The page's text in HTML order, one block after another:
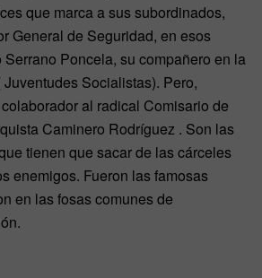
que marca a sus subordinados,
General de Seguridad, en esos
Poncela, su compañero en la
Socialistas). Pero,
al radical Comisario de
Caminero Rodríguez . Son las
tienen que sacar de las cárceles
enemigos. Fueron las famosas
en las fosas comunes de